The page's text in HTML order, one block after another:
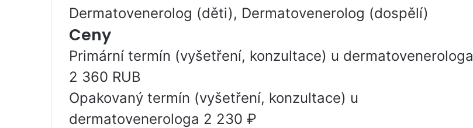
Dermatovenerolog (děti), Dermatovenerolog (dospělí)
Ceny
Primární termín (vyšetření, konzultace) u dermatovenerologa
2 360 RUB
Opakovaný termín (vyšetření, konzultace) u
dermatovenerologa 2 230 ₽